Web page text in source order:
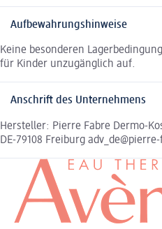
Aufbewahrungshinweise
Keine besonderen
für Kinder unzugänglich auf.
Anschrift des Unternehmens
Hersteller: Pierre Fabre Dermo-
DE-79108 Freiburg